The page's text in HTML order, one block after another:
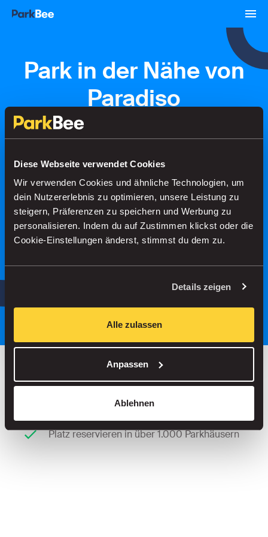
Diese Webseite verwendet Cookies
Wir verwenden Cookies und ähnliche Technologien, um
dein Nutzererlebnis zu optimieren, unsere Leistung zu
steigern, Präferenzen zu speichern und Werbung zu
personalisieren. Indem du auf Zustimmen klickst oder die
Cookie-Einstellungen änderst, stimmst du dem zu.
Details zeigen
Alle zulassen
Anpassen
Ablehnen
Park in der Nähe von
Paradiso
Finden Sie Ihren Parkplatz in
Sekundenschnelle
Parken Sie intelligenter, mit unserer
App.
Bis zu 30 % sparen in unseren Parkhäusern
Keine Servicegebühren beim Straßenparken
Platz reservieren in über 1.000 Parkhäusern